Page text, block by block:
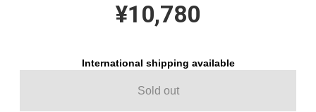
¥10,780
International shipping available
Sold out